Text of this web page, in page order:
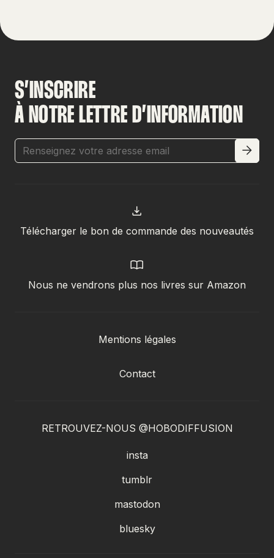
S’INSCRIRE
À NOTRE LETTRE D’INFORMATION
Télécharger le bon de commande des nouveautés
Nous ne vendrons plus nos livres sur Amazon
Mentions légales
Contact
RETROUVEZ-NOUS @HOBODIFFUSION
insta
tumblr
mastodon
bluesky